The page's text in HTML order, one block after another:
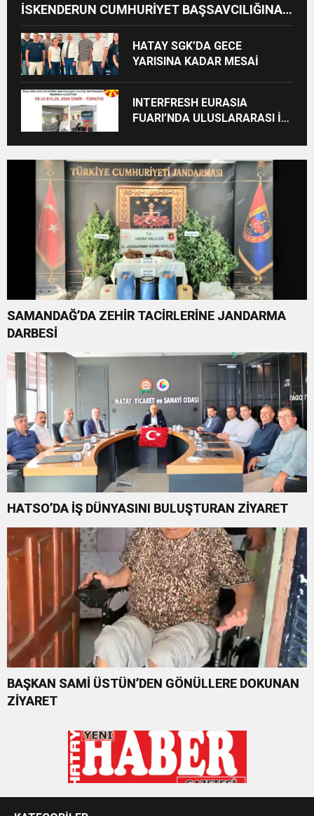
İSKENDERUN CUMHURİYET BAŞSAVCILIĞINA
ZİYARET
HATAY SGK’DA GECE
YARISINA KADAR MESAİ
INTERFRESH EURASIA
FUARI’NDA ULUSLARARASI İŞ
BAŞLADI
SAMANDAĞ’DA ZEHİR TACİRLERİNE JANDARMA
DARBESİ
HATSO’DA İŞ DÜNYASINI BULUŞTURAN ZİYARET
BAŞKAN SAMİ ÜSTÜN’DEN GÖNÜLLERE DOKUNAN
ZİYARET